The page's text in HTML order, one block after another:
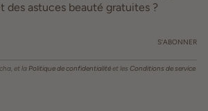
des astuces beauté gratuites ?
S’ABONNER
et laPolitique de confidentialitéet les Conditions de service